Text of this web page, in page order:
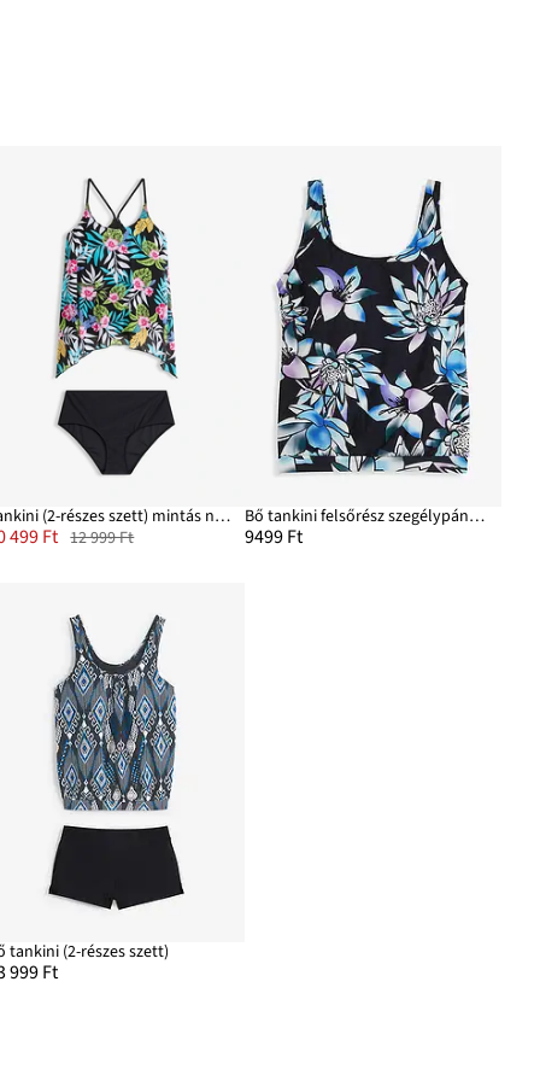
Tankini (2-részes szett) mintás necc anyagból
499 Ft 12 999 Ft
Bő tankini felsőrész szegélypánttal
9499 Ft
tankini (2-részes szett)
999 Ft